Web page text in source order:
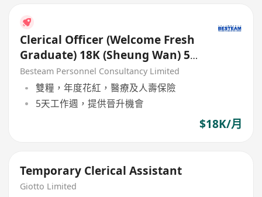
Clerical Officer (Welcome Fresh
Graduate) 18K (Sheung Wan) 5
Days
Besteam Personnel Consultancy Limited
雙糧，年度花紅，醫療及人壽保險
5天工作週，提供晉升機會
$18K/月
Temporary Clerical Assistant
Giotto Limited